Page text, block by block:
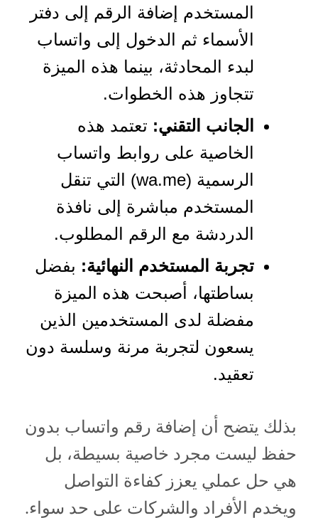
المستخدم إضافة الرقم إلى دفتر
الأسماء ثم الدخول إلى واتساب
لبدء المحادثة، بينما هذه الميزة
تتجاوز هذه الخطوات.
الجانب التقني: تعتمد هذه
الخاصية على روابط واتساب
الرسمية (wa.me) التي تنقل
المستخدم مباشرة إلى نافذة
الدردشة مع الرقم المطلوب.
تجربة المستخدم النهائية: بفضل
بساطتها، أصبحت هذه الميزة
مفضلة لدى المستخدمين الذين
يسعون لتجربة مرنة وسلسة دون
تعقيد.
بذلك يتضح أن إضافة رقم واتساب بدون
حفظ ليست مجرد خاصية بسيطة، بل
هي حل عملي يعزز كفاءة التواصل
ويخدم الأفراد والشركات على حد سواء.